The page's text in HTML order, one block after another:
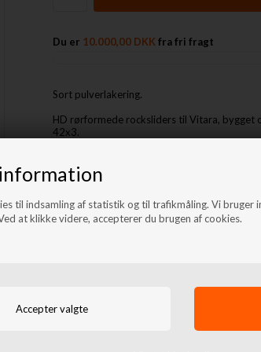
til indsamling af statistik og til trafikmåling. Vi bruger
at klikke videre, accepterer du brugen af cookies.
Du er 10.000,00 DKK fra fri fragt
Sort pulverlakering.
HD rørformede rocksliders til Vitara, bygget
42x3.
sættet.
Lignende produkter